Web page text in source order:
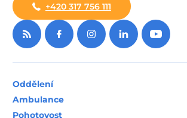
+420 317 756 111
Oddělení
Ambulance
Pohotovost